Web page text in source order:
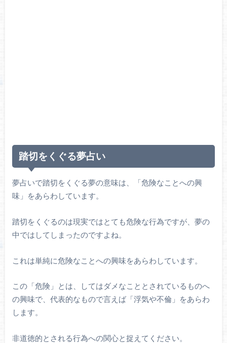
踏切をくぐる夢占い
夢占いで踏切をくぐる夢の意味は、「危険なことへの興
味」をあらわしています。
踏切をくぐるのは現実ではとても危険な行為ですが、夢の
中ではしてしまったのですよね。
これは単純に危険なことへの興味をあらわしています。
この「危険」とは、してはダメなこととされているものへ
の興味で、代表的なもので言えば「浮気や不倫」をあらわ
します。
非道徳的とされる行為への関心と捉えてください。